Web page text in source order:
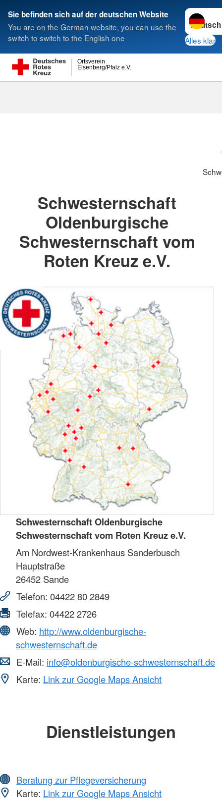
Sie befinden sich auf der deutschen Website
You are on the German website, you can use the
switch to switch to the English one
Sprache
Alles klar
Eisenberg/Pfalz e.V.
Ortsverein
Suche
Schwesternschaft
Oldenburgische
Schwesternschaft vom
Roten Kreuz e.V.
Schwesternschaft Oldenburgische
Schwesternschaft vom Roten Kreuz e.V.
Am Nordwest-Krankenhaus Sanderbusch
Hauptstraße
26452 Sande
Telefon: 04422 80 2849
Telefax: 04422 2726
Web: http://www.oldenburgische-
schwesternschaft.de
E-Mail: info@oldenburgische-schwesternschaft.de
Karte: Link zur Google Maps Ansicht
Dienstleistungen
Beratung zur Pflegeversicherung
Karte: Link zur Google Maps Ansicht